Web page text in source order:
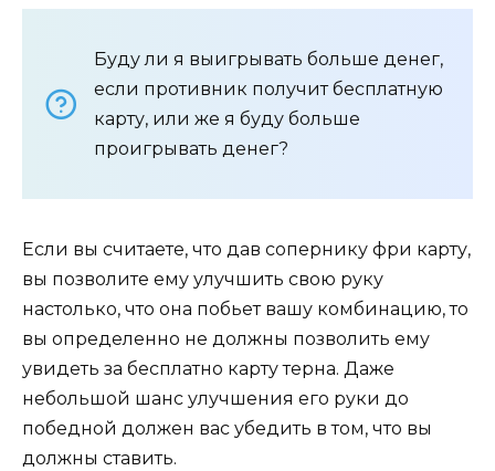
Буду ли я выигрывать больше денег,
если противник получит бесплатную
карту, или же я буду больше
проигрывать денег?
Если вы считаете, что дав сопернику фри карту,
вы позволите ему улучшить свою руку
настолько, что она побьет вашу комбинацию, то
вы определенно не должны позволить ему
увидеть за бесплатно карту терна. Даже
небольшой шанс улучшения его руки до
победной должен вас убедить в том, что вы
должны ставить.